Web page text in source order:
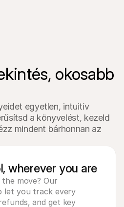
okosabb
egyetlen, intuitív
a könyvelést, kezeld
mindent bárhonnan az
wherever you are
move? Our
let you track every
and get key